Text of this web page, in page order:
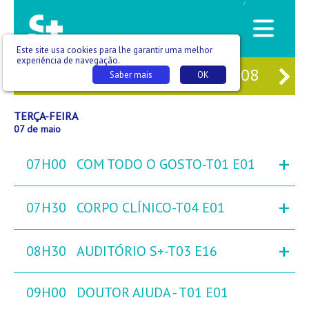
/
06 TER 07 QUA 08
TERÇA-FEIRA
07 de maio
07H00 COM TODO O GOSTO-T01 E01 +
07H30 CORPO CLÍNICO-T04 E01 +
08H30 AUDITÓRIO S+-T03 E16 +
09H00 DOUTOR AJUDA - T01 E01
Este site usa cookies para lhe garantir uma melhor
experiência de navegação.
OK
Saber mais